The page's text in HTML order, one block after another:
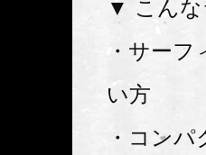
▼ こんな
・サー
い方
・コン